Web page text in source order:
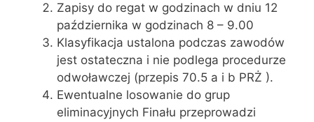
Zapisy do regat w godzinach w dniu 12
października w godzinach 8 – 9.00
Klasyfikacja ustalona podczas zawodów
jest ostateczna i nie podlega procedurze
odwoławczej (przepis 70.5 a i b PRŻ ).
Ewentualne losowanie do grup
eliminacyjnych Finału przeprowadzi